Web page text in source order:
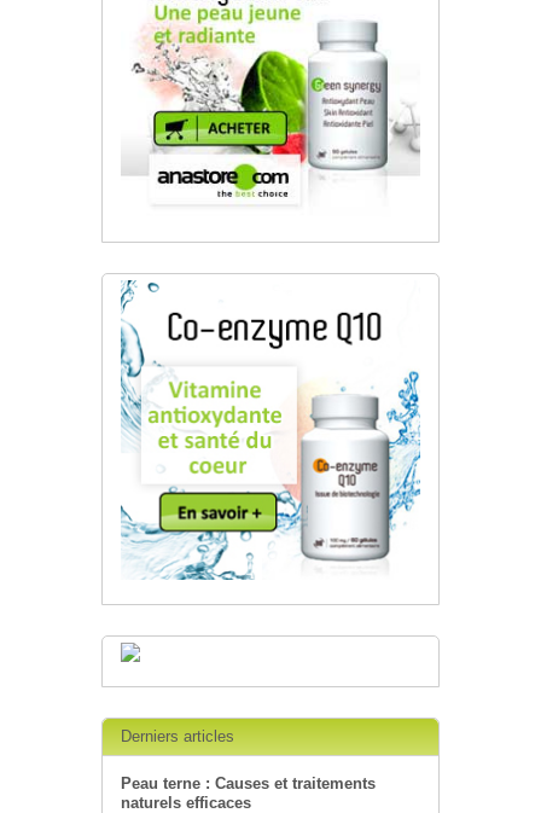
Derniers articles
Peau terne : Causes et traitements
naturels efficaces